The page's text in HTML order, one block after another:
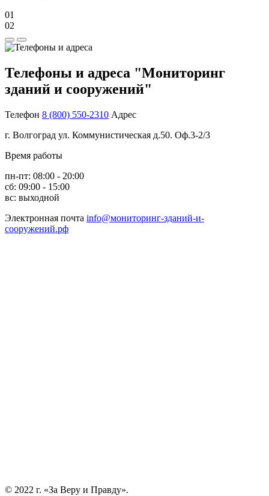
01
02
Телефоны и адреса "Мониторинг
зданий и сооружений"
Телефон 8 (800) 550-2310 Адрес
г. Волгоград ул. Коммунистическая д.50. Оф.3-2/3
Время работы
пн-пт: 08:00 - 20:00
сб: 09:00 - 15:00
вс: выходной
Электронная почта info@мониторинг-зданий-и-
сооружений.рф
© 2022 г. «За Веру и Правду».